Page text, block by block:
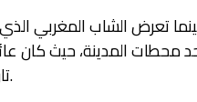
تعرض الشاب المغربي
المدينة، حيث كان
تاريخ 2021/07/24، قبل أن يفارق الحياة منذ أيام.